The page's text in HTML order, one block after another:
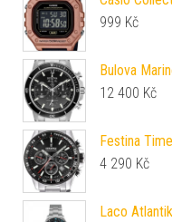
999 Kč
Bulova
12 400 Kč
Festina
4 290 Kč
Laco